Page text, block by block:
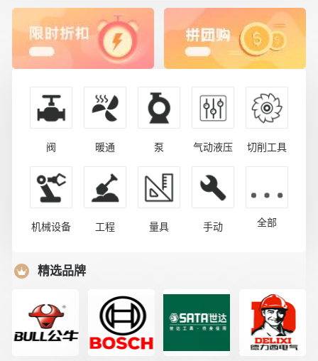
阀 暖通 泵 气动液压 切削工具
机械设备 工程 量具 手动 全部
精选品牌